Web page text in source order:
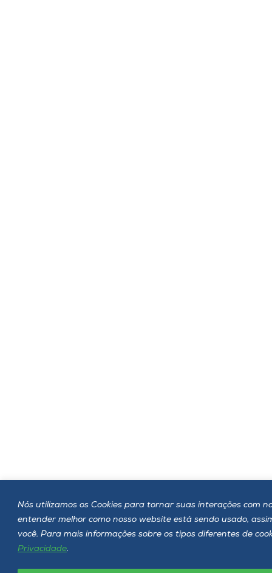
Nós utilizamos os Cookies para tornar suas interações com
entender melhor como nosso website está sendo usado,
você. Para mais informações sobre os tipos diferentes de
Privacidade.